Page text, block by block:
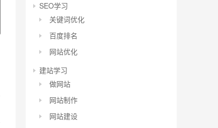
SEO学习
关键词优化
百度排名
网站优化
建站学习
做网站
网站制作
网站建设